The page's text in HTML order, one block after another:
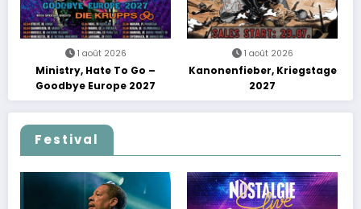
1 août 2026
Ministry, Hate To Go –
Goodbye Europe 2027
1 août 2026
Kanonenfieber, Kriegstage
2027
Festival